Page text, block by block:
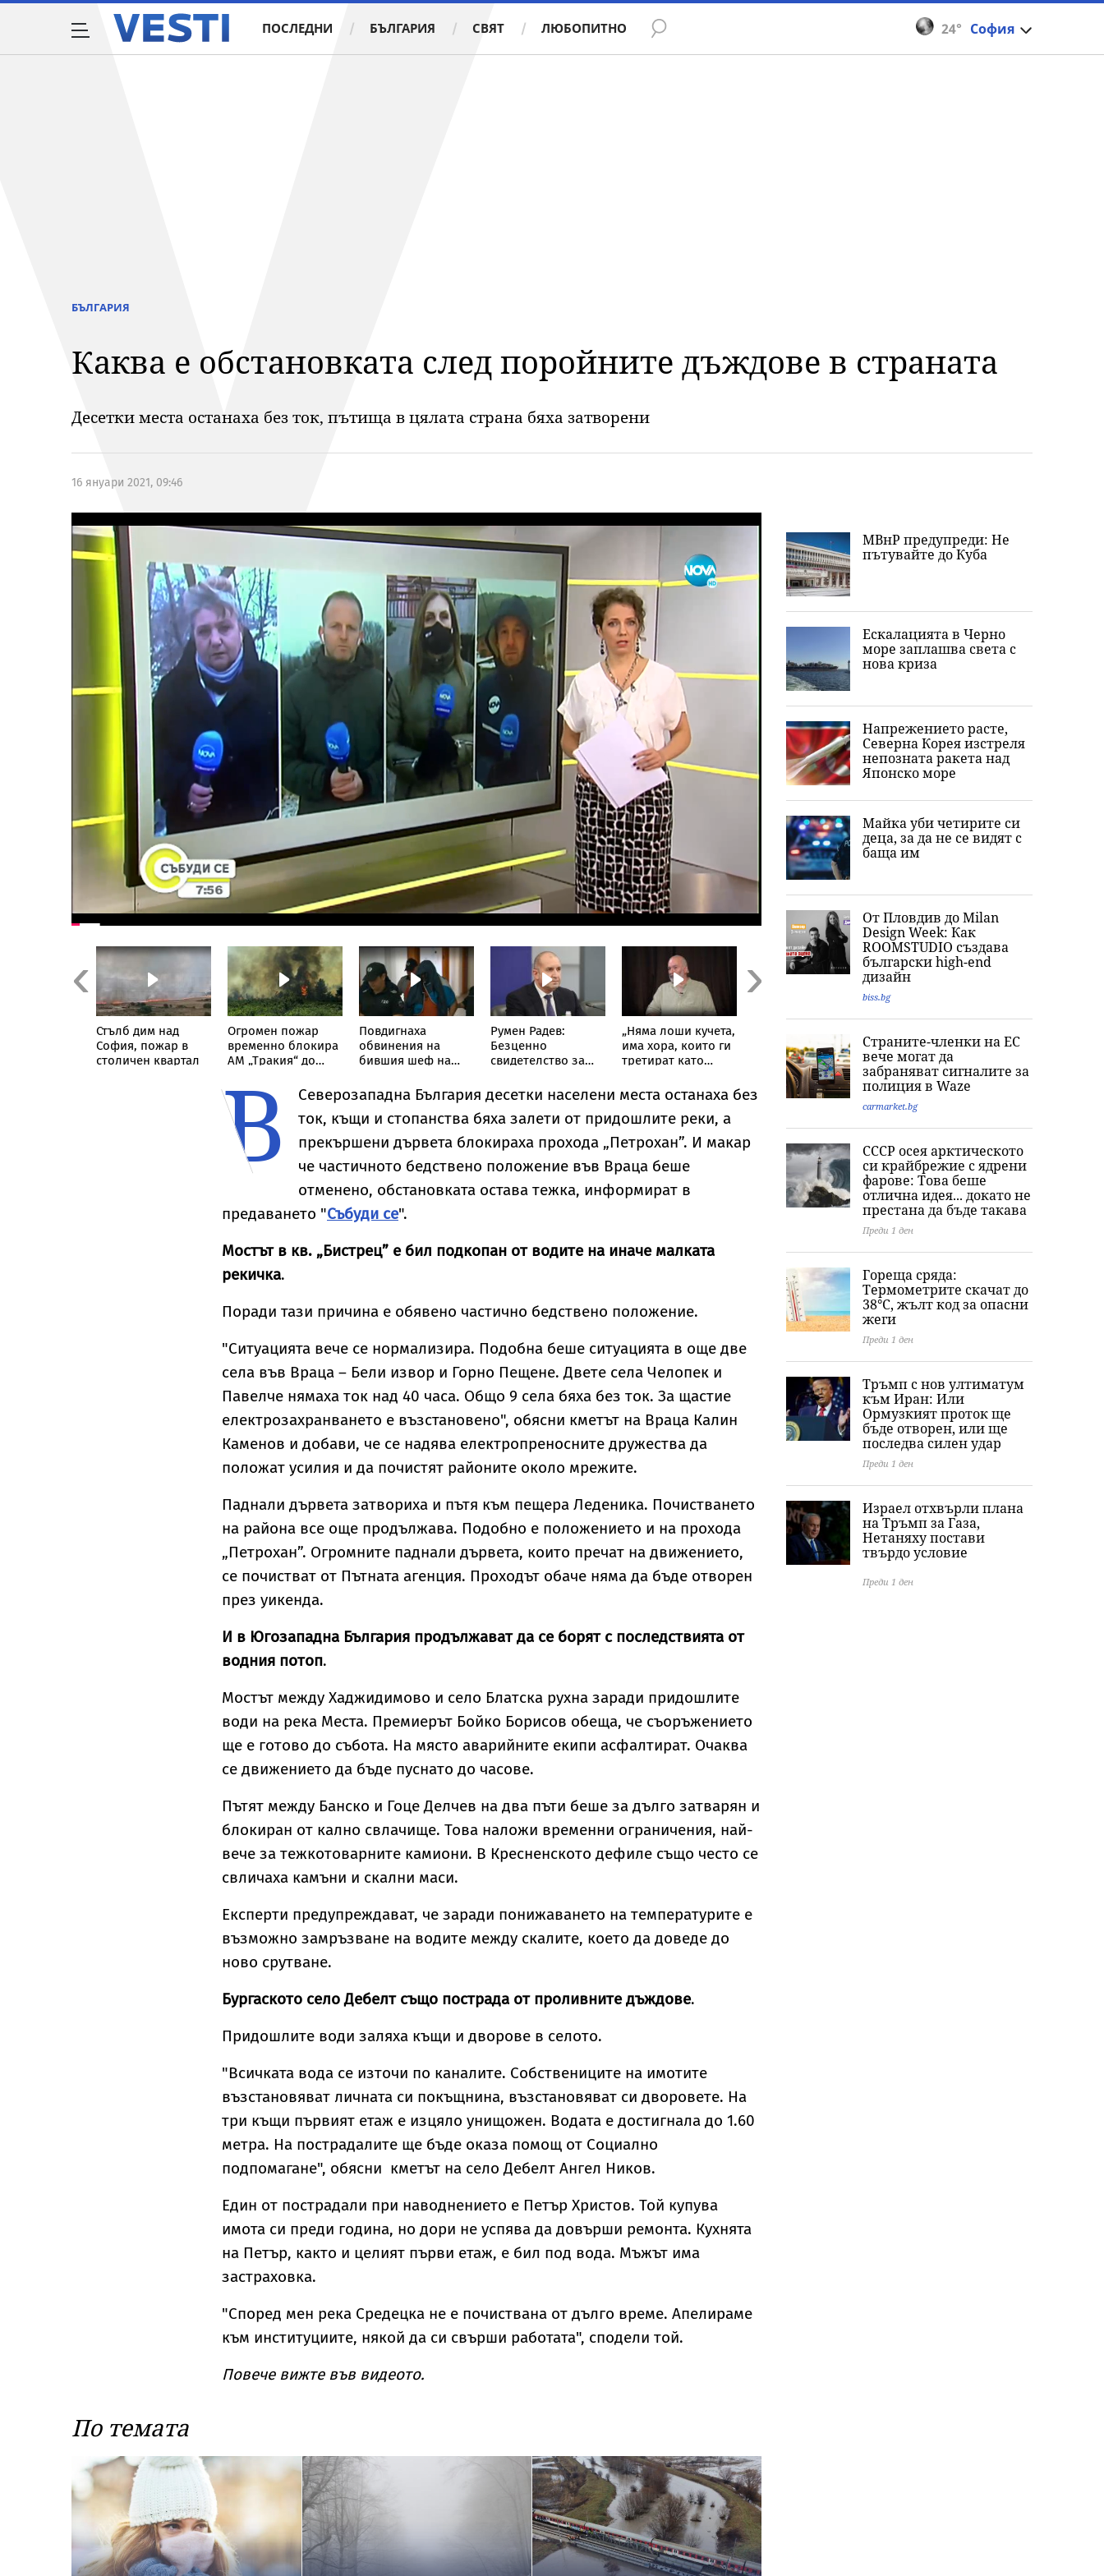
24° София
ПОСЛЕДНИ БЪЛГАРИЯ СВЯТ ЛЮБОПИТНО
БЪЛГАРИЯ
Каква е обстановката след поройните дъждове в страната
Десетки места останаха без ток, пътища в цялата страна бяха затворени
16 януари 2021, 09:46
Previous
Стълб дим над
София, пожар в
столичен квартал
Огромен пожар
временно блокира
АМ „Тракия“ до
Велинград
Повдигнаха
обвинения на
бившия шеф на
Румен Радев:
Безценно
свидетелство за
македонските
българи
„Няма лоши кучета,
има хора, които ги
третират като
Треньорът и
зоопсихолог
Александър
специално за
Vesti.bg
гаврили с
жертвата, момиче
примамило убития
в Пловдив
оранжев код за 8
области, жега до 37
градуса, но и
валежи в петък
души за
София,
В
Северозападна България десетки населени места останаха без
ток, къщи и стопанства бяха залети от придошлите реки, а
прекършени дървета блокираха прохода „Петрохан”. И макар
че частичното бедствено положение във Враца беше
отменено, обстановката остава тежка, информират в
предаването "Събуди се".
Мостът в кв. „Бистрец” е бил подкопан от водите на иначе малката
рекичка.
Поради тази причина е обявено частично бедствено положение.
"Ситуацията вече се нормализира. Подобна беше ситуацията в още две
села във Враца – Бели извор и Горно Пещене. Двете села Челопек и
Павелче нямаха ток над 40 часа. Общо 9 села бяха без ток. За щастие
електрозахранването е възстановено", обясни кметът на Враца Калин
Каменов и добави, че се надява електропреносните дружества да
положат усилия и да почистят районите около мрежите.
Паднали дървета затвориха и пътя към пещера Леденика. Почистването
на района все още продължава. Подобно е положението и на прохода
„Петрохан”. Огромните паднали дървета, които пречат на движението,
се почистват от Пътната агенция. Проходът обаче няма да бъде отворен
през уикенда.
И в Югозападна България продължават да се борят с последствията от
водния потоп.
Мостът между Хаджидимово и село Блатска рухна заради придошлите
води на река Места. Премиерът Бойко Борисов обеща, че съоръжението
ще е готово до събота. На място аварийните екипи асфалтират. Очаква
се движението да бъде пуснато до часове.
Пътят между Банско и Гоце Делчев на два пъти беше за дълго затварян и
блокиран от кално свлачище. Това наложи временни ограничения, най-
вече за тежкотоварните камиони. В Кресненското дефиле също често се
свличаха камъни и скални маси.
Експерти предупреждават, че заради понижаването на температурите е
възможно замръзване на водите между скалите, което да доведе до
ново срутване.
Бургаското село Дебелт също пострада от проливните дъждове.
Придошлите води заляха къщи и дворове в селото.
"Всичката вода се източи по каналите. Собствениците на имотите
възстановяват личната си покъщнина, възстановяват си дворовете. На
три къщи първият етаж е изцяло унищожен. Водата е достигнала до 1.60
метра. На пострадалите ще бъде оказа помощ от Социално
подпомагане", обясни кметът на село Дебелт Ангел Ников.
Един от пострадали при наводнението е Петър Христов. Той купува
имота си преди година, но дори не успява да довърши ремонта. Кухнята
на Петър, както и целият първи етаж, е бил под вода. Мъжът има
застраховка.
"Според мен река Средецка не е почиствана от дълго време. Апелираме
към институциите, някой да си свърши работата", сподели той.
Повече вижте във видеото.
По темата
МВнР предупреди: Не
пътувайте до Куба
Ескалацията в Черно
море заплашва света с
нова криза
Напрежението расте,
Северна Корея изстреля
непозната ракета над
Японско море
Майка уби четирите си
деца, за да не се видят с
баща им
От Пловдив до Milan
Design Week: Как
ROOMSTUDIO създава
български high-end
дизайн
biss.bg
Страните-членки на ЕС
вече могат да
забраняват сигналите за
полиция в Waze
carmarket.bg
СССР осея арктическото
си крайбрежие с ядрени
фарове: Това беше
отлична идея... докато не
престана да бъде такава
Преди 1 ден
Гореща сряда:
Термометрите скачат до
38°C, жълт код за опасни
жеги
Преди 1 ден
Тръмп с нов ултиматум
към Иран: Или
Ормузкият проток ще
бъде отворен, или ще
последва силен удар
Преди 1 ден
Израел отхвърли плана
на Тръмп за Газа,
Нетаняху постави
твърдо условие
Преди 1 ден